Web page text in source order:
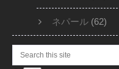
ネパール (62)